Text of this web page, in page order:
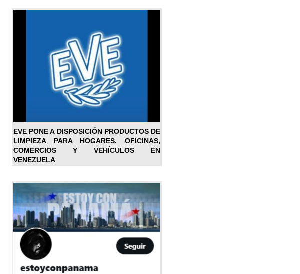
EVE PONE A DISPOSICIÓN PRODUCTOS DE
LIMPIEZA PARA HOGARES, OFICINAS,
COMERCIOS Y VEHÍCULOS EN
VENEZUELA